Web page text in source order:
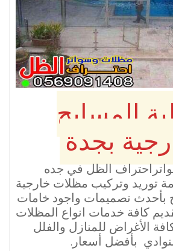
المسابح
بجدة
الظل في جده
توريد وتركيب مظلات خارجية
بأحدث تصميمات واجود خامات
كافة خدمات انواع المظلات
الأغراض للمنازل والفلل
بأفضل أسعار.